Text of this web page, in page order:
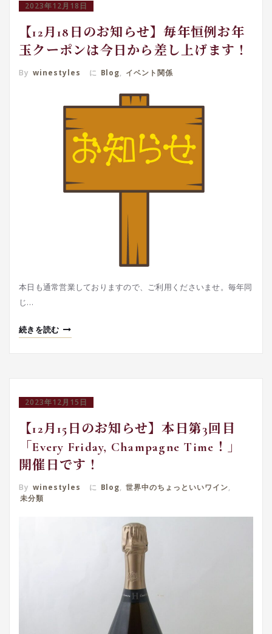
2023年12月18日
【12月18日のお知らせ】毎年恒例お年
玉クーポンは今日から差し上げます！
By winestyles に Blog, イベント関係
本日も通常営業しておりますので、ご利用くださいませ。毎年同
じ…
続きを読む
2023年12月15日
【12月15日のお知らせ】本日第3回目
「Every Friday, Champagne Time！」
開催日です！
By winestyles に Blog, 世界中のちょっといいワイン,
未分類